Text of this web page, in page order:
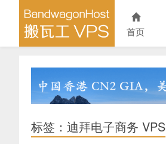
首页
标签：迪拜电子商务 VPS